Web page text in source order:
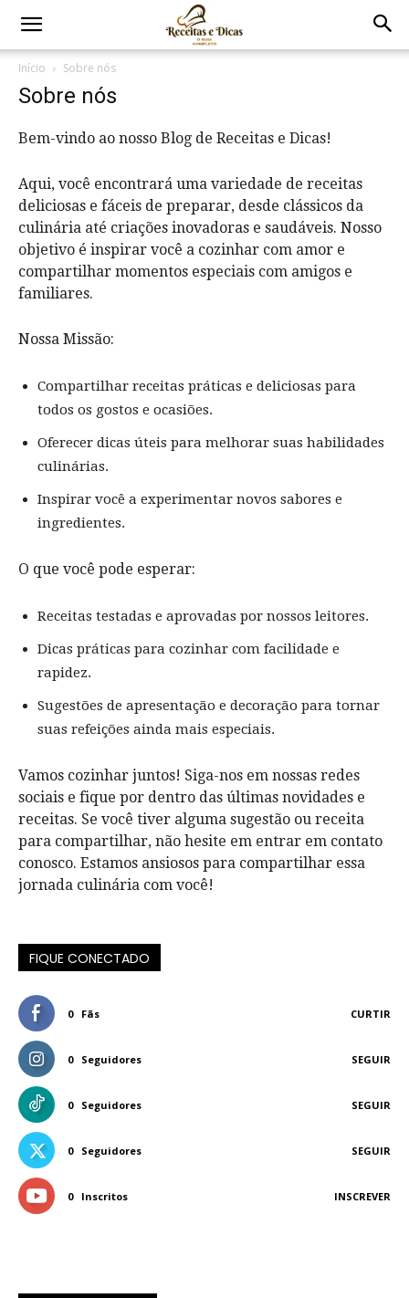
Início Sobre nós
Sobre nós
Bem-vindo ao nosso Blog de Receitas e Dicas!
Aqui, você encontrará uma variedade de receitas
deliciosas e fáceis de preparar, desde clássicos da
culinária até criações inovadoras e saudáveis. Nosso
objetivo é inspirar você a cozinhar com amor e
compartilhar momentos especiais com amigos e
familiares.
Nossa Missão:
Compartilhar receitas práticas e deliciosas para
todos os gostos e ocasiões.
Oferecer dicas úteis para melhorar suas habilidades
culinárias.
Inspirar você a experimentar novos sabores e
ingredientes.
O que você pode esperar:
Receitas testadas e aprovadas por nossos leitores.
Dicas práticas para cozinhar com facilidade e
rapidez.
Sugestões de apresentação e decoração para tornar
suas refeições ainda mais especiais.
Vamos cozinhar juntos! Siga-nos em nossas redes
sociais e fique por dentro das últimas novidades e
receitas. Se você tiver alguma sugestão ou receita
para compartilhar, não hesite em entrar em contato
conosco. Estamos ansiosos para compartilhar essa
jornada culinária com você!
FIQUE CONECTADO
0 Fãs CURTIR
0 Seguidores SEGUIR
0 Seguidores SEGUIR
0 Seguidores SEGUIR
0 Inscritos INSCREVER